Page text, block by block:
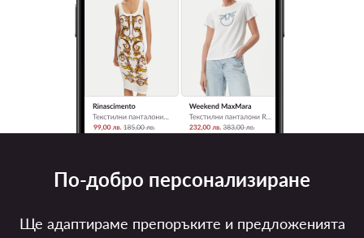
По-добро персонализиране
Ще адаптираме препоръките и предложенията